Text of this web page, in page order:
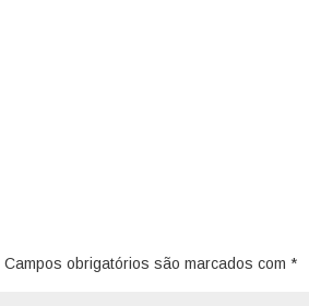
Campos obrigatórios são marcados com *